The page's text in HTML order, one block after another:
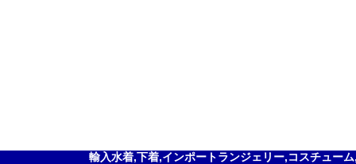
輸入水着,下着,インポートランジェリー,コスチュー